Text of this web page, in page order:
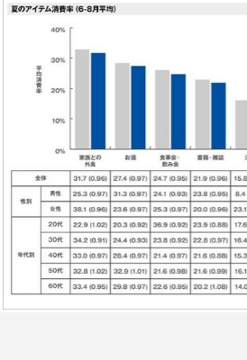
SNSの「加工顔」と美容医療｜AI
2026.07.13
都
の
FEATURED 注目の企画